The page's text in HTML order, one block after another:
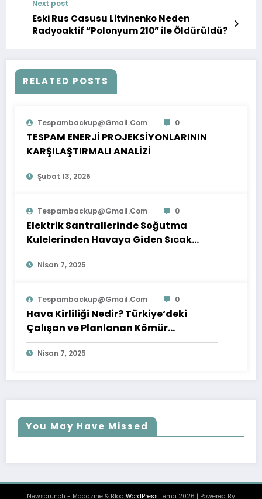
Next post
Eski Rus Casusu Litvinenko Neden
Radyoaktif “Polonyum 210” ile Öldürüldü?
RELATED POSTS
Tespambackup@gmail.com 0
TESPAM ENERJİ PROJEKSİYONLARININ
KARŞILAŞTIRMALI ANALİZİ
Şubat 13, 2026
Tespambackup@gmail.com 0
Elektrik Santrallerinde Soğutma
Kulelerinden Havaya Giden Sıcak
Buharın Enerjisi Kullanılamaz mı?
Nisan 7, 2025
Tespambackup@gmail.com 0
Hava Kirliliği Nedir? Türkiye‘deki
Çalışan ve Planlanan Kömür
Santralleri Listesi
Nisan 7, 2025
You May Have Missed
Newscrunch - Magazine & Blog WordPress Tema 2026 | Powered By